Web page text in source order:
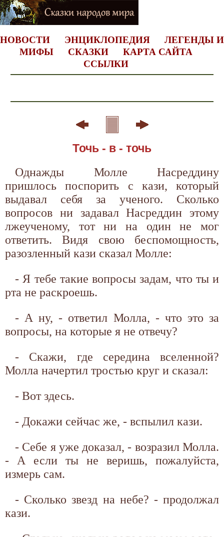
НОВОСТИ ЭНЦИКЛОПЕДИЯ
ЛЕГЕНДЫ И
МИФЫ
СКАЗКИ
КАРТА САЙТА
ССЫЛКИ
Точь - в - точь
Однажды Молле Насреддину
пришлось поспорить с кази, который
выдавал себя за ученого. Сколько
вопросов ни задавал Насреддин этому
лжеученому, тот ни на один не мог
ответить. Видя свою беспомощность,
разозленный кази сказал Молле:
- Я тебе такие вопросы задам, что ты и
рта не раскроешь.
- А ну, - ответил Молла, - что это за
вопросы, на которые я не отвечу?
- Скажи, где середина вселенной?
Молла начертил тростью круг и сказал:
- Вот здесь.
- Докажи сейчас же, - вспылил кази.
- Себе я уже доказал, - возразил Молла.
- А если ты не веришь, пожалуйста,
измерь сам.
- Сколько звезд на небе? - продолжал
кази.